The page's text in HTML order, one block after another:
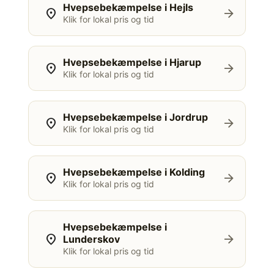
location_on Hvepsebekæmpelse i Hejls
Klik for lokal pris og tid arrow_forward
location_on Hvepsebekæmpelse i Hjarup
Klik for lokal pris og tid arrow_forward
location_on Hvepsebekæmpelse i Jordrup
Klik for lokal pris og tid arrow_forward
location_on Hvepsebekæmpelse i Kolding
Klik for lokal pris og tid arrow_forward
location_on
Hvepsebekæmpelse i
Lunderskov
Klik for lokal pris og tid
arrow_forward